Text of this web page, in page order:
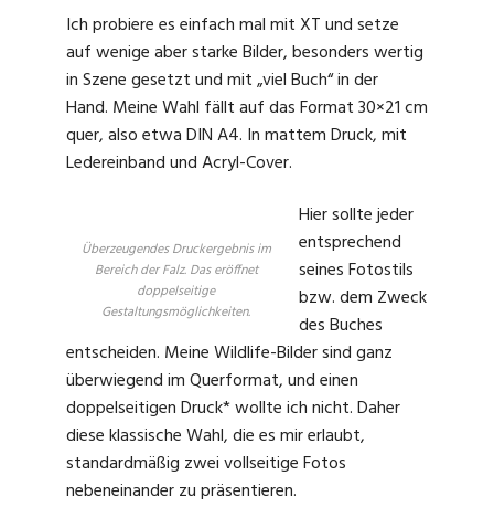
Ich probiere es einfach mal mit XT und setze
auf wenige aber starke Bilder, besonders wertig
in Szene gesetzt und mit „viel Buch“ in der
Hand. Meine Wahl fällt auf das Format 30×21 cm
quer, also etwa DIN A4. In mattem Druck, mit
Ledereinband und Acryl-Cover.
Überzeugendes Druckergebnis im
Bereich der Falz. Das eröffnet
doppelseitige
Gestaltungsmöglichkeiten.
Hier sollte jeder
entsprechend
seines Fotostils
bzw. dem Zweck
des Buches
entscheiden. Meine Wildlife-Bilder sind ganz
überwiegend im Querformat, und einen
doppelseitigen Druck* wollte ich nicht. Daher
diese klassische Wahl, die es mir erlaubt,
standardmäßig zwei vollseitige Fotos
nebeneinander zu präsentieren.